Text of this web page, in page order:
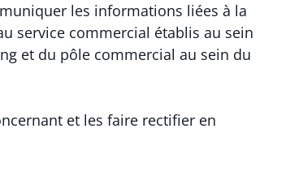
les informations liées à la
service commercial établis au sein
et du pôle commercial au sein du
et les faire rectifier en